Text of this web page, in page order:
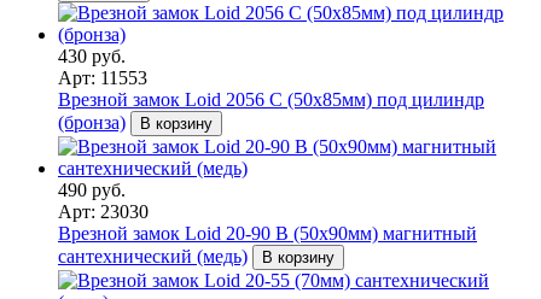
430 руб.
Арт: 11553
Врезной замок Loid 2056 С (50х85мм) под цилиндр
(бронза)
В корзину
490 руб.
Арт: 23030
Врезной замок Loid 20-90 B (50х90мм) магнитный
сантехнический (медь)
В корзину